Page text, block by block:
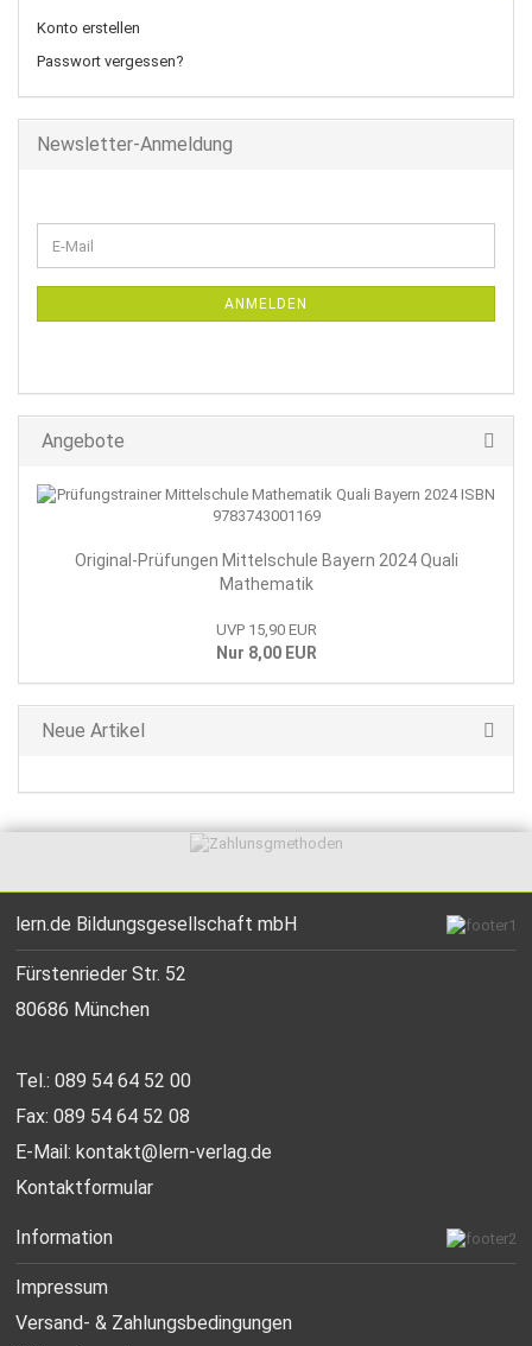
Konto erstellen
Passwort vergessen?
Newsletter-Anmeldung
ZUR
E-
Mail
ANMELDEN
Angebote
Original-Prüfungen Mittelschule Bayern 2024 Quali
Mathematik
UVP 15,90 EUR
Nur 8,00 EUR
Neue Artikel
lern.de Bildungsgesellschaft mbH
Fürstenrieder Str. 52
80686 München
Tel.: 089 54 64 52 00
Fax: 089 54 64 52 08
E-Mail:kontakt@lern-verlag.de
Kontaktformular
Information
Impressum
Versand- & Zahlungsbedingungen